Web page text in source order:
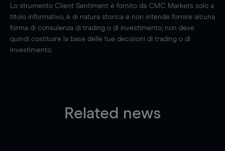
Lo strumento Client Sentiment è fornito da CMC Markets solo a
titolo informativo, è di natura storica e non intende fornire alcuna
forma di consulenza di trading o di investimento; non deve
quindi costituire la base delle tue decisioni di trading o di
investimento.
Related news